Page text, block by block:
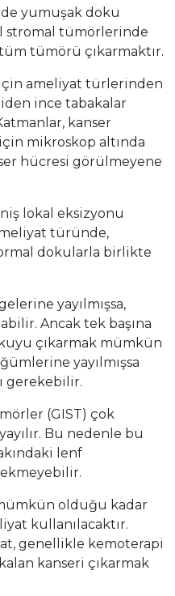
yumuşak doku
stromal tümörlerinde
tümörü çıkarmaktır.
ameliyat türlerinden
ince tabakalar
kanser
mikroskop altında
hücresi görülmeyene
lokal eksizyonu
türünde,
dokularla birlikte
yayılmışsa,
Ancak tek başına
çıkarmak mümkün
yayılmışsa
gerekebilir.
(GIST) çok
Bu nedenle bu
lenf
olduğu kadar
kullanılacaktır.
genellikle kemoterapi
kanseri çıkarmak